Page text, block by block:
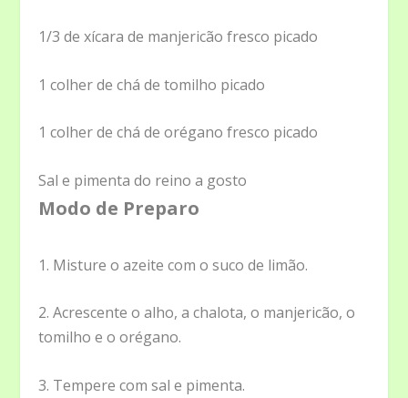
1/3 de xícara de manjericão fresco picado
1 colher de chá de tomilho picado
1 colher de chá de orégano fresco picado
Sal e pimenta do reino a gosto
Modo de Preparo
1. Misture o azeite com o suco de limão.
2. Acrescente o alho, a chalota, o manjericão, o
tomilho e o orégano.
3. Tempere com sal e pimenta.